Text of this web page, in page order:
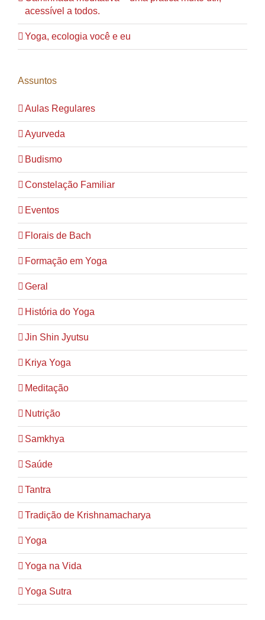
acessível a todos.
Yoga, ecologia você e eu
Assuntos
Aulas Regulares
Ayurveda
Budismo
Constelação Familiar
Eventos
Florais de Bach
Formação em Yoga
Geral
História do Yoga
Jin Shin Jyutsu
Kriya Yoga
Meditação
Nutrição
Samkhya
Saúde
Tantra
Tradição de Krishnamacharya
Yoga
Yoga na Vida
Yoga Sutra